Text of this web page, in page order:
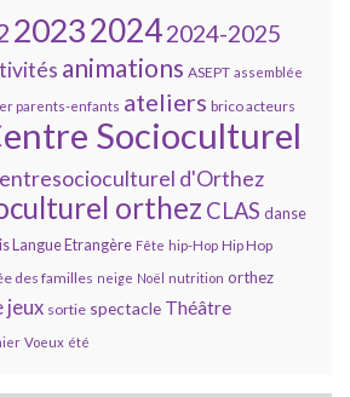
202320242024-2025
animations ASEPT assemblée
parents-enfants ateliers brico acteurs
Socioculturel
d'Orthez
orthez CLAS danse
Langue Etrangère Fête hip-Hop Hip Hop
des familles neige Noël nutrition orthez
jeux sortie spectacle Théâtre
Voeux été